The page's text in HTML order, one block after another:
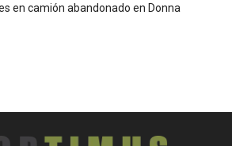
en camión abandonado en Donna